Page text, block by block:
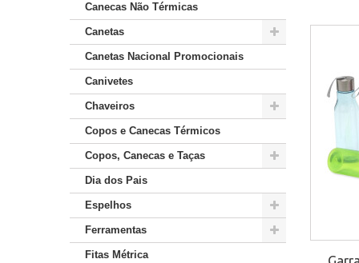
Canecas Não Térmicas
Canetas
Canetas Nacional Promocionais
Canivetes
Chaveiros
Copos e Canecas Térmicos
Copos, Canecas e Taças
Dia dos Pais
Espelhos
Ferramentas
Fitas Métrica